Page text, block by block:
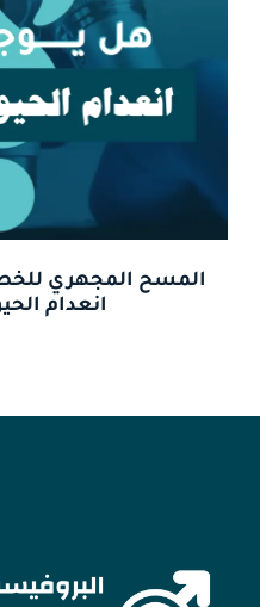
المسح المجهري
انعدام